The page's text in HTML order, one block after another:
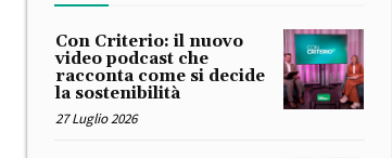
Con Criterio: il nuovo
video podcast che
racconta come si decide
la sostenibilità
27 Luglio 2026